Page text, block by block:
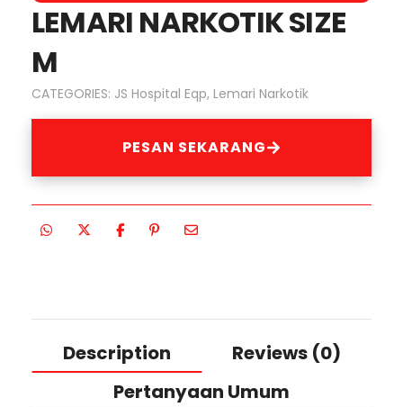
LEMARI NARKOTIK SIZE
M
CATEGORIES: JS Hospital Eqp, Lemari Narkotik
PESAN SEKARANG
Description
Reviews (0)
Pertanyaan Umum